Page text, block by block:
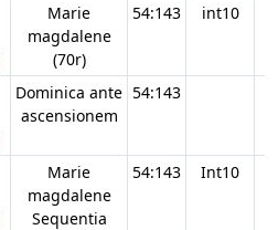
Marie
magdalene
(70r)
54:143 int10
Dominica ante
ascensionem
54:143
Marie
magdalene
Sequentia
54:143 Int10